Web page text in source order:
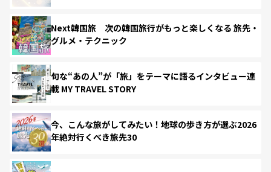
Next韓国旅 次の韓国旅行がもっと楽しくなる 旅先・
グルメ・テクニック
旬な“あの人”が「旅」をテーマに語るインタビュー連
載 MY TRAVEL STORY
今、こんな旅がしてみたい！地球の歩き方が選ぶ2026
年絶対行くべき旅先30